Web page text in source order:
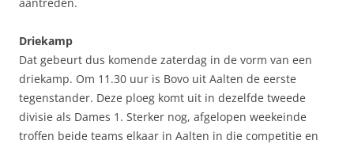
Driekamp
Dat gebeurt dus komende zaterdag in de vorm van een
driekamp. Om 11.30 uur is Bovo uit Aalten de eerste
tegenstander. Deze ploeg komt uit in dezelfde tweede
divisie als Dames 1. Sterker nog, afgelopen weekeinde
troffen beide teams elkaar in Aalten in die competitie en